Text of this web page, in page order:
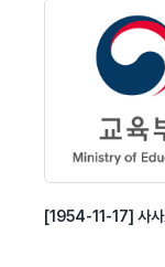
[1954-11-17] 사사